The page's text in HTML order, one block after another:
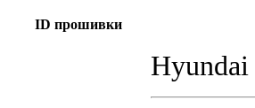
ID прошивки